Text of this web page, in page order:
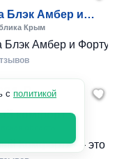
Цена 80-200 руб
Блэк Амбер и
(Крым)
Крым
Амбер и
и постоянная
₽/ 1шт
комфорт
область
Комфорт» — это
с политикой